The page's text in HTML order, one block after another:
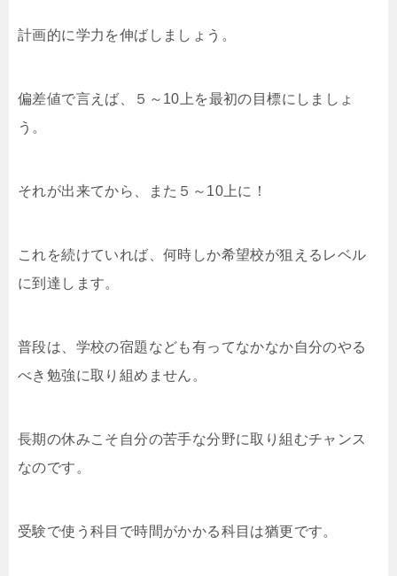
計画的に学力を伸ばしましょう。
偏差値で言えば、５～10上を最初の目標にしましょ
う。
それが出来てから、また５～10上に！
これを続けていれば、何時しか希望校が狙えるレベル
に到達します。
普段は、学校の宿題なども有ってなかなか自分のやる
べき勉強に取り組めません。
長期の休みこそ自分の苦手な分野に取り組むチャンス
なのです。
受験で使う科目で時間がかかる科目は猶更です。